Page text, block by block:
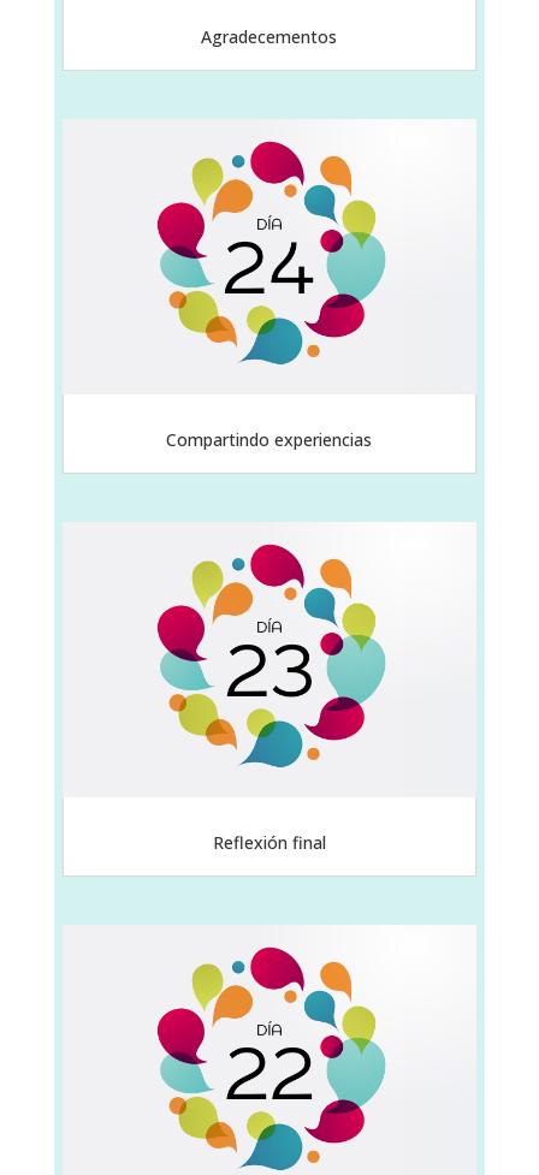
Agradecementos
Compartindo experiencias
Reflexión final